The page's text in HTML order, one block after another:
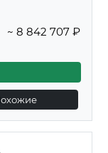
~ 8 842 707 ₽